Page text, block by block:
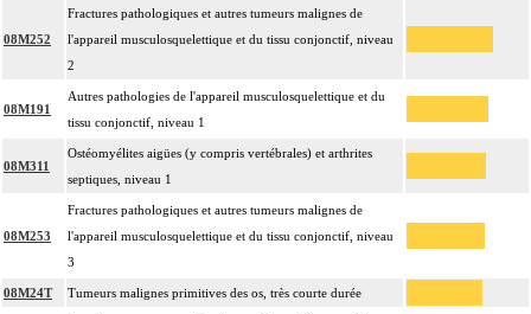
08M252
Fractures pathologiques et autres tumeurs malignes de
l'appareil musculosquelettique et du tissu conjonctif, niveau
2
08M191
Autres pathologies de l'appareil musculosquelettique et du
tissu conjonctif, niveau 1
08M311
Ostéomyélites aigües (y compris vertébrales) et arthrites
septiques, niveau 1
08M253
Fractures pathologiques et autres tumeurs malignes de
l'appareil musculosquelettique et du tissu conjonctif, niveau
3
08M24T Tumeurs malignes primitives des os, très courte durée